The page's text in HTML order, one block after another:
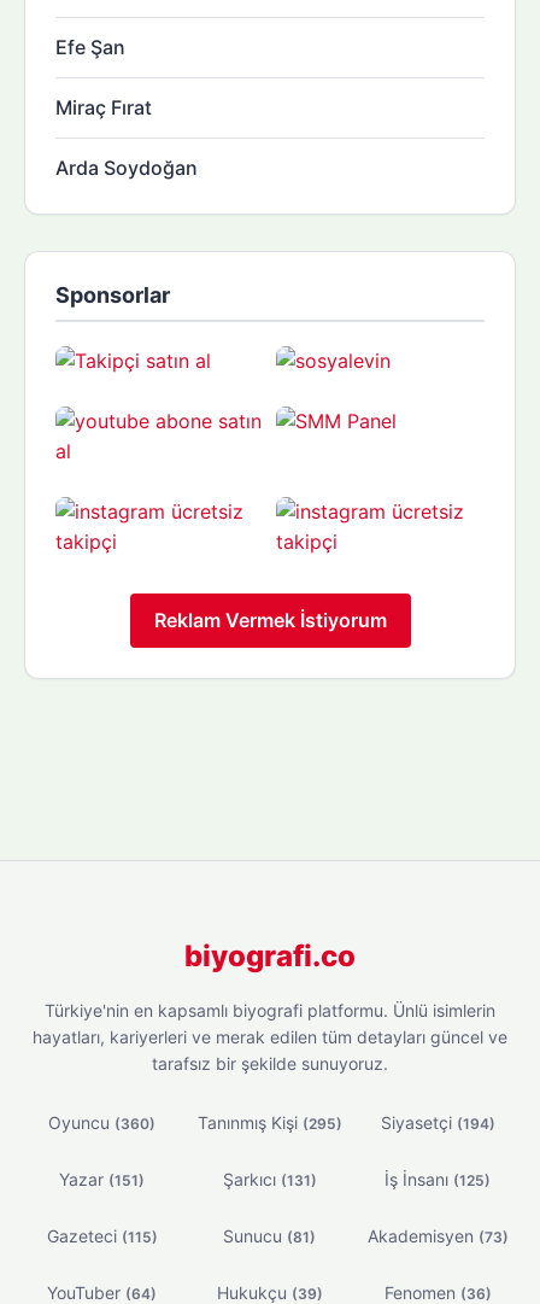
Efe Şan
Miraç Fırat
Arda Soydoğan
Sponsorlar
Reklam Vermek İstiyorum
biyografi.co
Türkiye'nin en kapsamlı biyografi platformu. Ünlü isimlerin
hayatları, kariyerleri ve merak edilen tüm detayları güncel ve
tarafsız bir şekilde sunuyoruz.
Oyuncu (360) Tanınmış Kişi (295) Siyasetçi (194)
Yazar (151) Şarkıcı (131) İş İnsanı (125)
Gazeteci (115) Sunucu (81) Akademisyen (73)
YouTuber (64) Hukukçu (39) Fenomen (36)